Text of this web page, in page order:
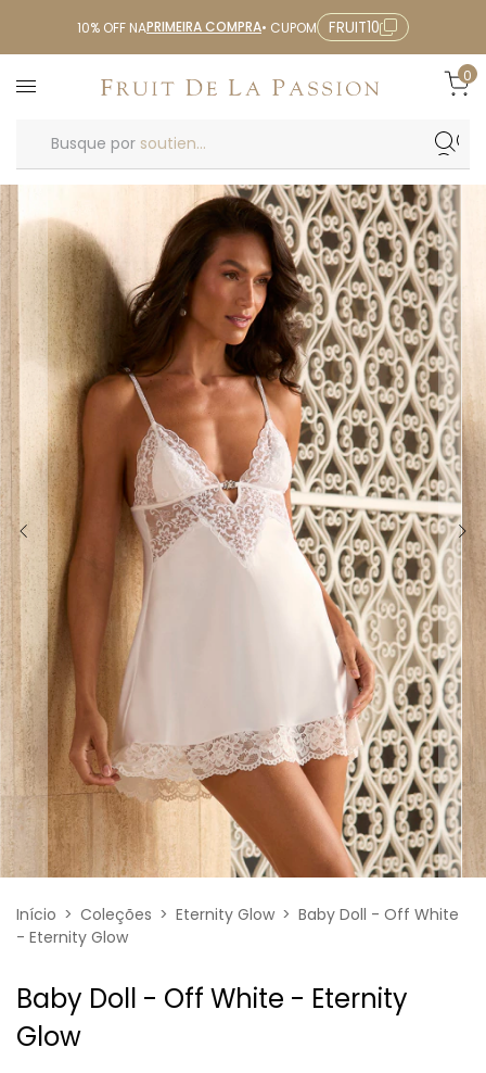
10% OFF NAPRIMEIRA COMPRA• CUPOM FRUIT10
0
Busque por soutien...
Início > Coleções > Eternity Glow > Baby Doll - Off White
- Eternity Glow
Baby Doll - Off White - Eternity
Glow